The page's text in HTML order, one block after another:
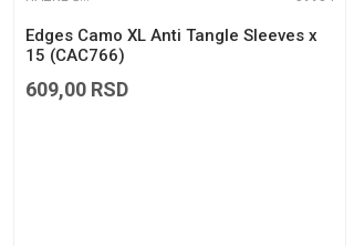
Edges Camo XL Anti Tangle Sleeves x
15 (CAC766)
609,00 RSD